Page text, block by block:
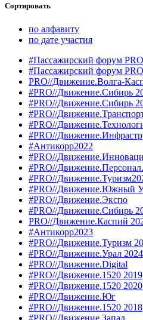
Сортировать
по алфавиту
по дате участия
#Пассажирский форум
#Пассажирский форум
PRO//Движение.Волга-
#PRO//Движение.Сибирь
#PRO//Движение.Сибирь
#PRO//
#PRO//
#PRO//
#Антикорр2022
#PRO//
#PRO//
#PRO//
#PRO//Движение.Южный
#PRO//Движение.Экспо
#PRO//Движение.Сибирь
PRO//Движение.Каспий
#Антикорр2023
#PRO//Движение.Туризм
#PRO//Движение.Урал 2024
#PRO//Движение.Digital
#PRO//Движение.1520 2019
#PRO//Движение.1520 2020
#PRO//Движение.Юг
#PRO//Движение.1520 2018